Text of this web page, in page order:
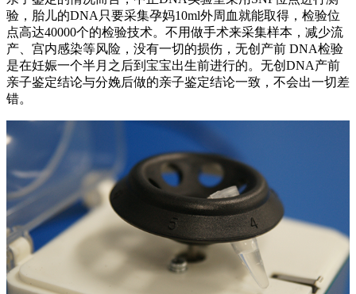
验，胎儿的DNA只要采集孕妈10ml外周血就能取得，检验位
点高达40000个的检验技术。不用做手术来采集样本，减少流
产、宫内感染等风险，没有一切的损伤，无创产前 DNA检验
是在妊娠一个半月之后到宝宝出生前进行的。无创DNA产前
亲子鉴定结论与分娩后做的亲子鉴定结论一致，不会出一切差
错。